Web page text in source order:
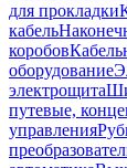
для прокладки
кабель
коробов
оборудование
электрощита
путевые,
управления